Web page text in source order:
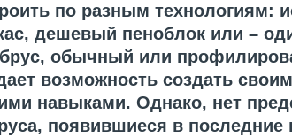
по разным технологиям:
дешевый пеноблок или –
обычный или
возможность создать
навыками. Однако, нет
появившиеся в